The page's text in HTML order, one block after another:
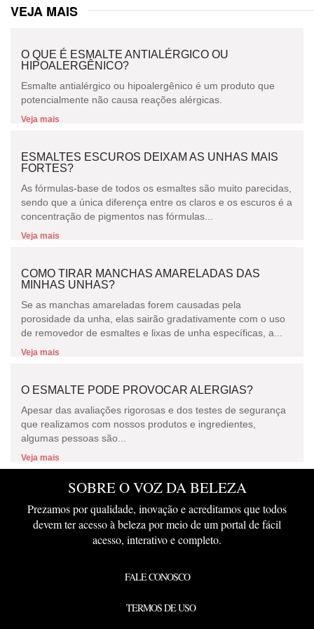
VEJA MAIS
O QUE É ESMALTE ANTIALÉRGICO OU
HIPOALERGÊNICO?
Esmalte antialérgico ou hipoalergênico é um produto que
potencialmente não causa reações alérgicas.
Veja mais
ESMALTES ESCUROS DEIXAM AS UNHAS MAIS
FORTES?
As fórmulas-base de todos os esmaltes são muito parecidas,
sendo que a única diferença entre os claros e os escuros é a
concentração de pigmentos nas fórmulas...
Veja mais
COMO TIRAR MANCHAS AMARELADAS DAS
MINHAS UNHAS?
Se as manchas amareladas forem causadas pela
porosidade da unha, elas sairão gradativamente com o uso
de removedor de esmaltes e lixas de unha específicas, a...
Veja mais
O ESMALTE PODE PROVOCAR ALERGIAS?
Apesar das avaliações rigorosas e dos testes de segurança
que realizamos com nossos produtos e ingredientes,
algumas pessoas são...
Veja mais
SOBRE O VOZ DA BELEZA
Prezamos por qualidade, inovação e acreditamos que todos
devem ter acesso à beleza por meio de um portal de fácil
acesso, interativo e completo.
FALE CONOSCO
TERMOS DE USO